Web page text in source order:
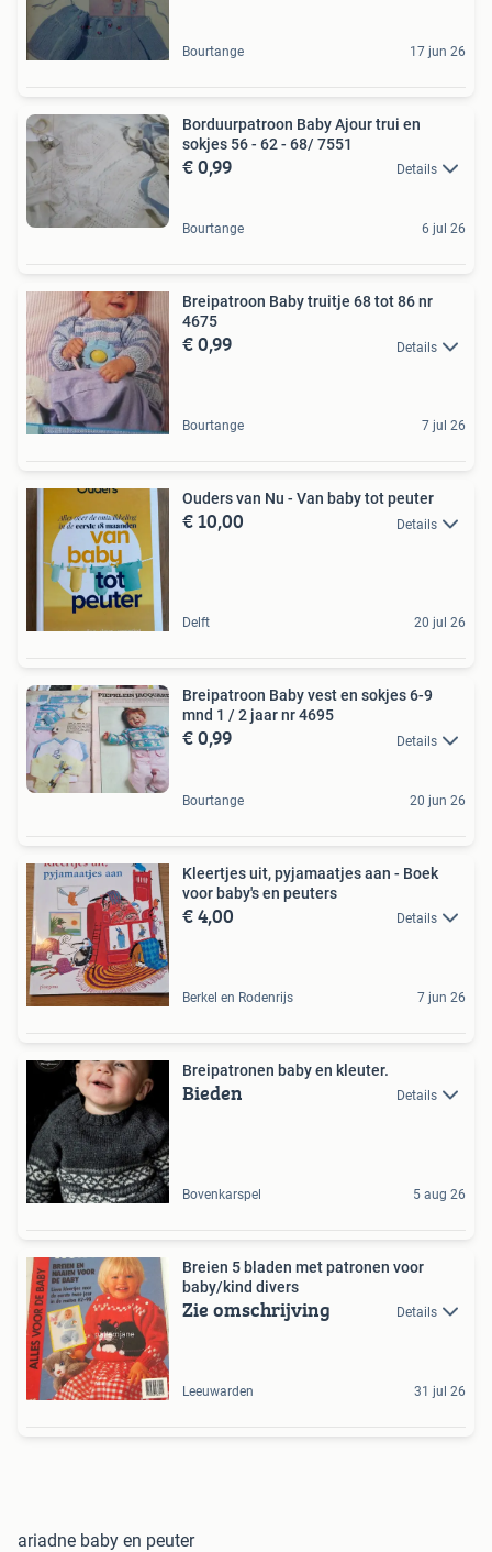
Bourtange 17 jun 26
Borduurpatroon Baby Ajour trui en
sokjes 56 - 62 - 68/ 7551
€ 0,99 Details
Bourtange 6 jul 26
Breipatroon Baby truitje 68 tot 86 nr
4675
€ 0,99 Details
Bourtange 7 jul 26
Ouders van Nu - Van baby tot peuter
€ 10,00 Details
Delft 20 jul 26
Breipatroon Baby vest en sokjes 6-9
mnd 1 / 2 jaar nr 4695
€ 0,99 Details
Bourtange 20 jun 26
Kleertjes uit, pyjamaatjes aan - Boek
voor baby's en peuters
€ 4,00 Details
Berkel en Rodenrijs 7 jun 26
Breipatronen baby en kleuter.
Bieden Details
Bovenkarspel 5 aug 26
Breien 5 bladen met patronen voor
baby/kind divers
Zie omschrijving Details
Leeuwarden 31 jul 26
ariadne baby en peuter